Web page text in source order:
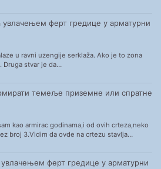
ферт гредице у арматурни
u ravni uzengije serklaža. Ako je to zona
Druga stvar je da…
темеље приземне или спратне
kao armirac godinama,i od ovih crteza,neko
broj 3.Vidim da ovde na crtezu stavlja…
ферт гредице у арматурни